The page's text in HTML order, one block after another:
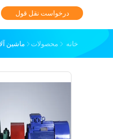
درخواست نقل قول
خانه محصولات ماشین